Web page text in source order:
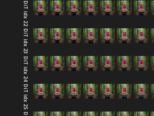
DiT idx 22
DiT idx 23
DiT idx 24
DiT idx 25